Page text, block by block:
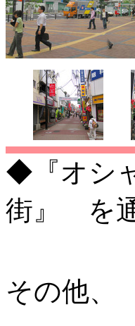
◆『オシ
街』 を通
その他、